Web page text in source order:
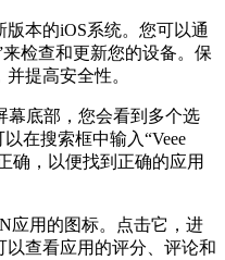
本的iOS系统。您可以通
来检查和更新您的设备。保
提高安全性。
幕底部，您会看到多个选
在搜索框中输入“Veee
确，以便找到正确的应用
应用的图标。点击它，进
以查看应用的评分、评论和